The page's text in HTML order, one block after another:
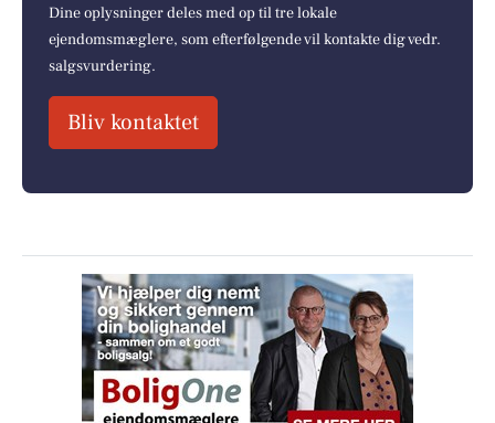
Dine oplysninger deles med op til tre lokale
ejendomsmæglere, som efterfølgende vil kontakte dig vedr.
salgsvurdering.
Bliv kontaktet